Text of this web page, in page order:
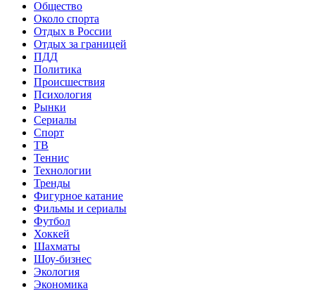
Общество
Около спорта
Отдых в России
Отдых за границей
ПДД
Политика
Происшествия
Психология
Рынки
Сериалы
Спорт
ТВ
Теннис
Технологии
Тренды
Фигурное катание
Фильмы и сериалы
Футбол
Хоккей
Шахматы
Шоу-бизнес
Экология
Экономика